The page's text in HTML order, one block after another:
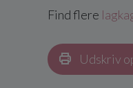
Find flere
Udskriv